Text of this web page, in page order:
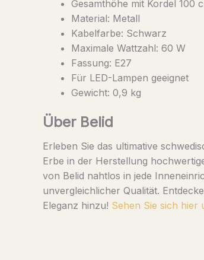
Gesamthöhe mit Kordel 100
Material: Metall
Kabelfarbe: Schwarz
Maximale Wattzahl: 60 W
Fassung: E27
Für LED-Lampen geeignet
Gewicht: 0,9 kg
Über Belid
Erleben Sie das ultimative
Erbe in der Herstellung
von Belid nahtlos in jede
unvergleichlicher Qualität.
Eleganz hinzu! Sehen Sie sich hier